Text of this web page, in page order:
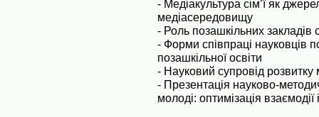
- Медіакультура сім’ї як
медіасередовищу
- Роль позашкільних закладів
- Форми співпраці науковців
позашкільної освіти
- Науковий супровід розвитку
- Презентація науково-
молоді: оптимізація